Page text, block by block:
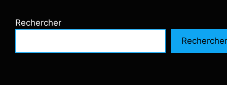
Rechercher
Rechercher